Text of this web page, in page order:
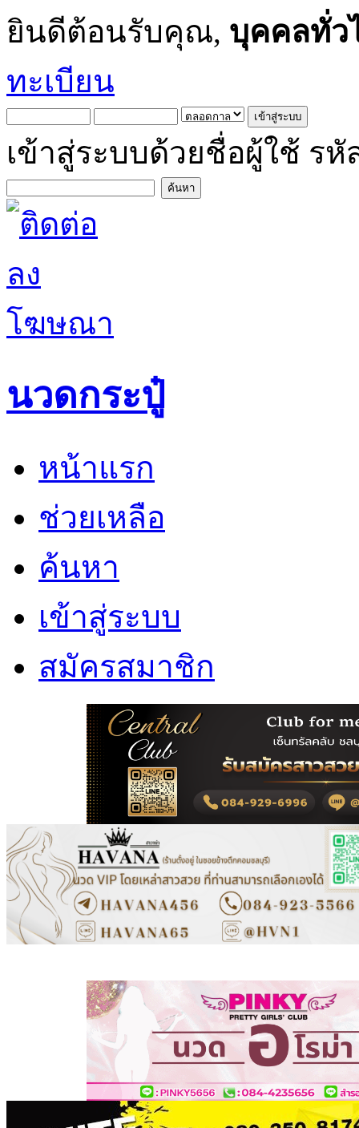
ยินดีต้อนรับคุณ, บุคคลทั่ว
ทะเบียน
เข้าสู่ระบบด้วยชื่อผู้ใช้ รหั
นวดกระปู๋
หน้าแรก
ช่วยเหลือ
ค้นหา
เข้าสู่ระบบ
สมัครสมาชิก